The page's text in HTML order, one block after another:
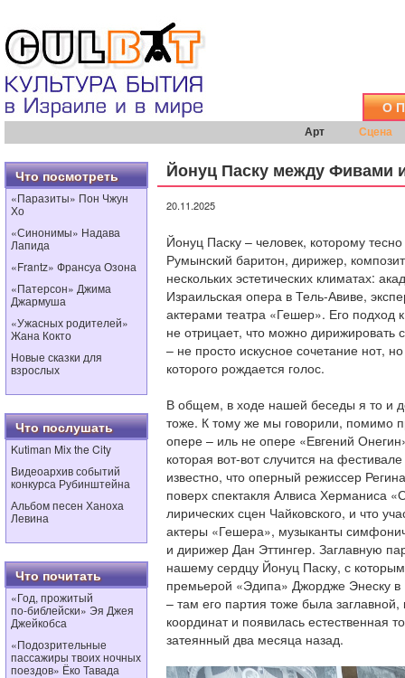
О
Арт Сцена
Что посмотреть
«Паразиты» Пон Чжун
Хо
«Синонимы» Надава
Лапида
«Frantz» Франсуа Озона
«Патерсон» Джима
Джармуша
«Ужасных родителей»
Жана Кокто
Новые сказки для
взрослых
Что послушать
Kutiman Mix the City
Видеоархив событий
конкурса Рубинштейна
Альбом песен Ханоха
Левина
Что почитать
«Год, прожитый
по‑библейски» Эя Джея
Джейкобса
«Подозрительные
пассажиры твоих ночных
поездов» Ёко Тавада
Йонуц Паску между Фивами
20.11.2025
Йонуц Паску – человек, которому
Румынский баритон, дирижер,
нескольких эстетических климатах:
Израильская опера в Тель-Авиве,
актерами театра «Гешер». Его подход
не отрицает, что можно дирижировать
– не просто искусное сочетание нот,
которого рождается голос.
В общем, в ходе нашей беседы я то и
тоже. К тому же мы говорили, помимо
опере – иль не опере «Евгений
которая вот-вот случится на
известно, что оперный режиссер
поверх спектакля Алвиса Херманиса
лирических сцен Чайковского, и что
актеры «Гешера», музыканты
и дирижер Дан Эттингер. Заглавную
нашему сердцу Йонуц Паску, с
премьерой «Эдипа» Джордже Энеску
– там его партия тоже была
координат и появилась естественная
затеянный два месяца назад.